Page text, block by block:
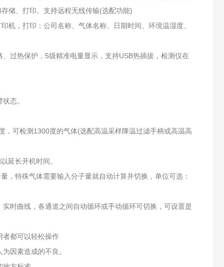
储、打印。支持远程无线传输(选配功能)
机，打印：公司名称、气体名称、日期时间、环境温湿度、
过热保护，5级精准电量显示，支持USB热插拔，检测仪在
态。
可检测1300度的气体(选配高温采样降温过滤手柄或高温高
延长开机时间。
，特殊气体需要输入分子量就自动计算并切换，单位可选：
时曲线，各通道之间自动循环或手动循环可切换，可设置是
者都可以轻松操作
因素造成的不良。